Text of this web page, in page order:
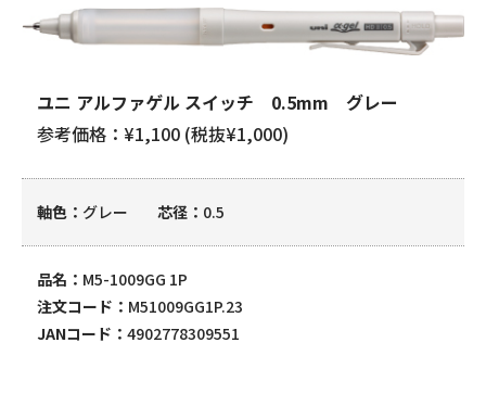
ユニ アルファゲル スイッチ 0.5mm グレー
参考価格：¥1,100 (税抜¥1,000)
軸色 グレー 芯径 0.5
品名
M5-1009GG 1P
注文コード
M51009GG1P.23
JANコード
4902778309551